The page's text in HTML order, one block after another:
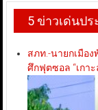
5 ข่าวเด่นปร
สภท.-นายกเมือ
ศึกฟุตซอล “เกา